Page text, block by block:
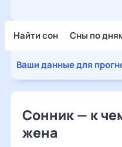
Найти сон Сны по
Ваши данные для
Сонник — к
жена